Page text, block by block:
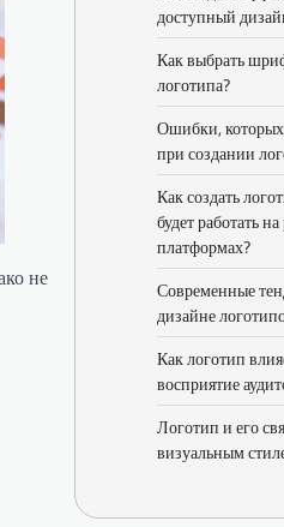
не
доступный
Как выбрать
логотипа?
Ошибки, которых
при создании
Как создать
будет работать
платформах?
Современные
дизайне
Как логотип
восприятие
Логотип и его
визуальным